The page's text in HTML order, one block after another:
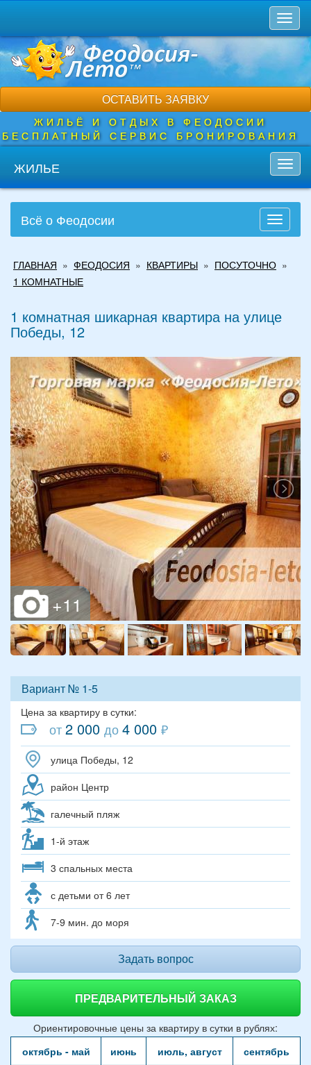
основному
содержанию
ОСТАВИТЬ ЗАЯВКУ
ЖИЛЬЁ И ОТДЫХ В ФЕОДОСИИ
БЕСПЛАТНЫЙ СЕРВИС БРОНИРОВАНИЯ
ЖИЛЬЕ
Toggle
Всё о Феодосии
здесь
ГЛАВНАЯ » ФЕОДОСИЯ » КВАРТИРЫ » ПОСУТОЧНО »
1 КОМНАТНЫЕ
1 комнатная шикарная квартира на улице
Победы, 12
Вариант № 1-5
Цена за квартиру в сутки:
от2 000 до4 000 ₽
улица Победы, 12
район Центр
галечный пляж
1-й этаж
3 спальных места
с детьми от 6 лет
7-9 мин. до моря
Задать вопрос
ПРЕДВАРИТЕЛЬНЫЙ ЗАКАЗ
Ориентировочные цены за квартиру в сутки в рублях:
октябрь - май
июнь июль, август
сентябрь